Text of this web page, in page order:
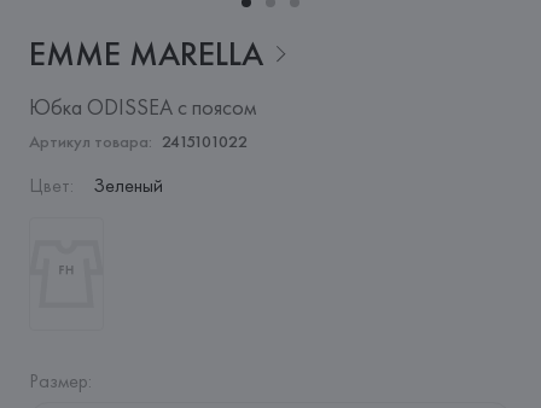
EMME MARELLA
Юбка ODISSEA с поясом
Артикул товара: 2415101022
Цвет: Зеленый
Размер: